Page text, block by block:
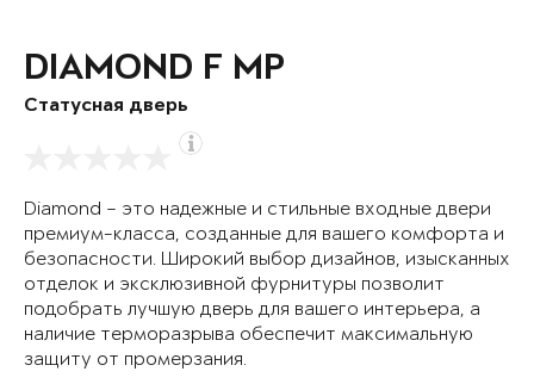
DIAMOND F MP
Статусная дверь
Diamond – это надежные и стильные входные двери
премиум-класса, созданные для вашего комфорта и
безопасности. Широкий выбор дизайнов, изысканных
отделок и эксклюзивной фурнитуры позволит
подобрать лучшую дверь для вашего интерьера, а
наличие терморазрыва обеспечит максимальную
защиту от промерзания.